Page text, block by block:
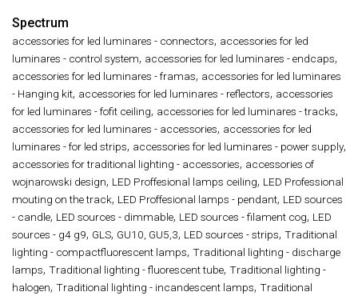
Spectrum
accessories for led luminares - connectors, accessories for led
luminares - control system, accessories for led luminares - endcaps,
accessories for led luminares - framas, accessories for led luminares
- Hanging kit, accessories for led luminares - reflectors, accessories
for led luminares - fofit ceiling, accessories for led luminares - tracks,
accessories for led luminares - accessories, accessories for led
luminares - for led strips, accessories for led luminares - power supply,
accessories for traditional lighting - accessories, accessories of
wojnarowski design, LED Proffesional lamps ceiling, LED Professional
mouting on the track, LED Proffesional lamps - pendant, LED sources
- candle, LED sources - dimmable, LED sources - filament cog, LED
sources - g4 g9, GLS, GU10, GU5,3, LED sources - strips, Traditional
lighting - compactfluorescent lamps, Traditional lighting - discharge
lamps, Traditional lighting - fluorescent tube, Traditional lighting -
halogen, Traditional lighting - incandescent lamps, Traditional